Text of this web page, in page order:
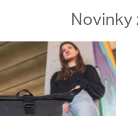
Novinky